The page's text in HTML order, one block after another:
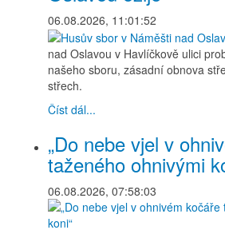
06.08.2026, 11:01:52
nad Oslavou v Havlíčkově ulici
našeho sboru, zásadní obnova
střech.
Číst dál...
„Do nebe vjel v
taženého ohnivými
06.08.2026, 07:58:03